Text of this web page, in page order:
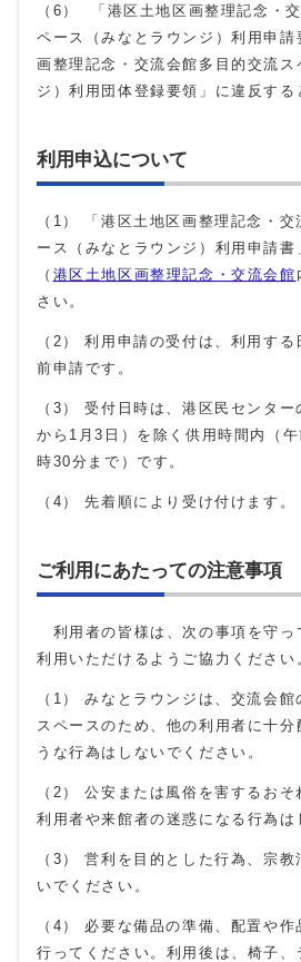
（6） 「港区土地区画整理記念・
ペース（みなとラウンジ）利用申
画整理記念・交流会館多目的交流ス
ジ）利用団体登録要領」に違反する
利用申込について
（1） 「港区土地区画整理記念・
ース（みなとラウンジ）利用申請書
（ 港区土地区画整理記念・交流会館
さい。
（2） 利用申請の受付は、利用す
前申請です。
（3） 受付日時は、港区民センタ
から1月3日）を除く供用時間内（
時30分まで）です。
（4） 先着順により受け付けます。
ご利用にあたっての注意事項
利用者の皆様は、次の事項を守っ
利用いただけるようご協力ください
（1） みなとラウンジは、交流会
スペースのため、他の利用者に十分
うな行為はしないでください。
（2） 公安または風俗を害するお
利用者や来館者の迷惑になる行為は
（3） 営利を目的とした行為、宗
いでください。
（4） 必要な備品の準備、配置や
行ってください。利用後は、椅子、